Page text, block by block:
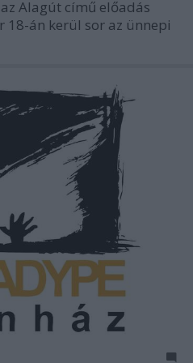
Alagút című előadás
án kerül sor az ünnepi